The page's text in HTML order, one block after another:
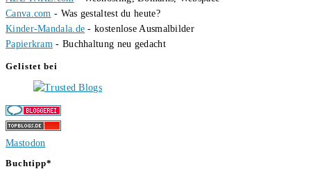
Canva.com - Was gestaltest du heute?
Kinder-Mandala.de - kostenlose Ausmalbilder
Papierkram - Buchhaltung neu gedacht
Gelistet bei
Mastodon
Buchtipp*